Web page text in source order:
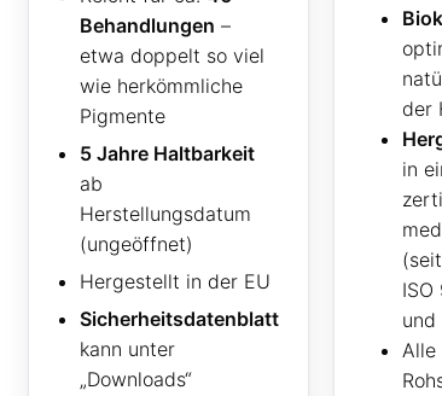
Behandlungen –
etwa doppelt so viel
wie herkömmliche
Pigmente
5 Jahre Haltbarkeit
ab
Herstellungsdatum
(ungeöffnet)
Hergestellt in der EU
Sicherheitsdatenblatt
kann unter
„Downloads“
der
in
ISO
und
Alle